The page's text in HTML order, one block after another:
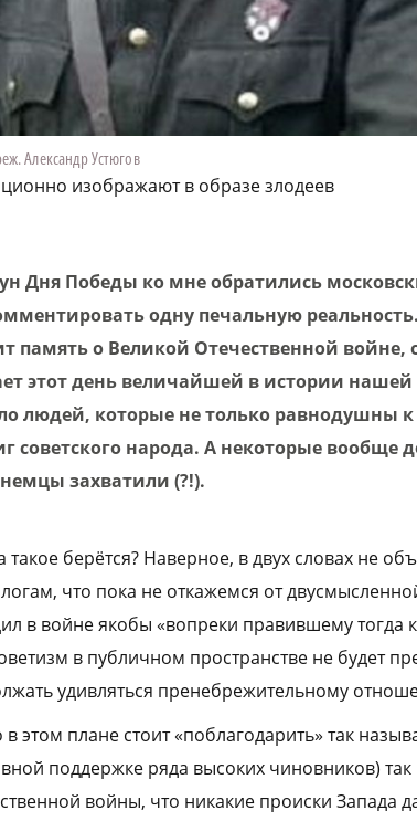
Александр Устюгов
изображают в образе злодеев
Дня Победы ко мне обратились
одну печальную
память о Великой Отечественной
этот день величайшей в истории
людей, которые не только равнодушны
советского народа. А некоторые вообще
захватили (?!).
такое берётся? Наверное, в двух словах не
что пока не откажемся от
в войне якобы «вопреки правившему
в публичном пространстве не будет
удивляться пренебрежительному
этом плане стоит «поблагодарить» так
поддержке ряда высоких чиновников)
войны, что никакие происки Запада